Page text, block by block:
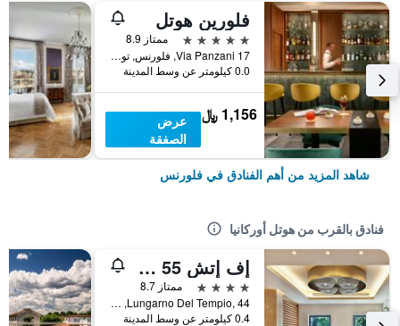
فلورين هوتل
5 نجوم
ممتاز 8.9
17 Via Panzani, فلورنس, توسكانا, إيطاليا
0.0 كيلومتر عن وسط المدينة
1,156 ﷼
عرض
الصفقة
شاهد المزيد من أهم الفنادق في فلورنس
فنادق بالقرب من هوتل أوركانيا
إف إتش 55 جراند هوتل ميديتيرانيو
4 نجوم
ممتاز 8.7
Lungarno Del Tempio, 44, فلورنس, توسكانا, إيطاليا
0.4 كيلومتر عن وسط المدينة